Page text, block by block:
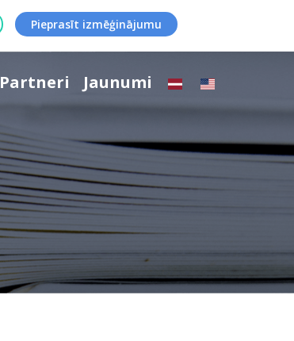
Pieprasīt izmēģinājumu
Partneri Jaunumi